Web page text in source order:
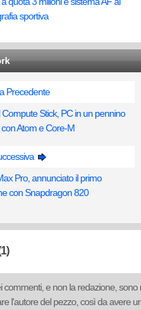
sportiva
Precedente
Compute Stick, PC in un pennino
con Atom e Core-M
Pro, annunciato il primo
con Snapdragon 820
commenti, e non la redazione,
l'autore del pezzo, così da avere